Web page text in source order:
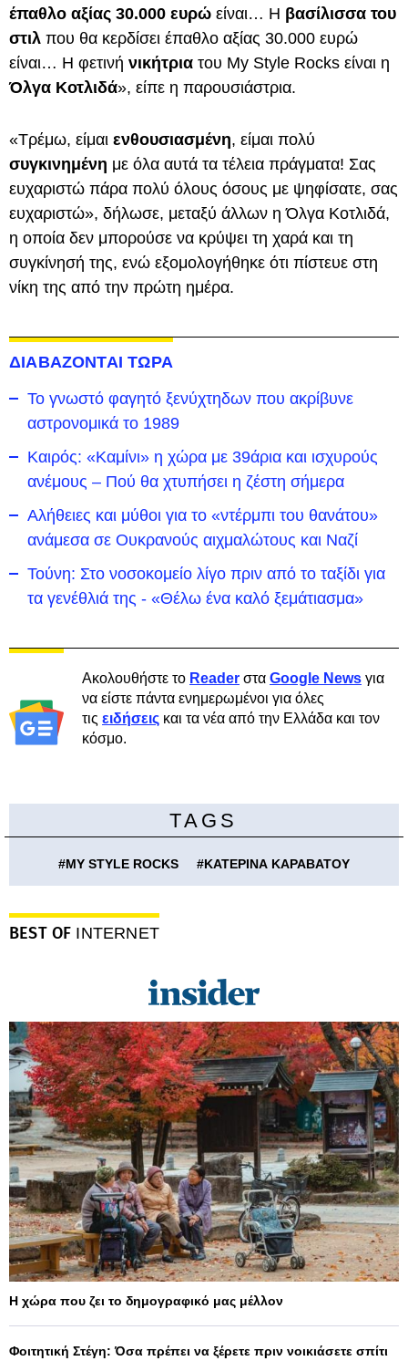
έπαθλο αξίας 30.000 ευρώ είναι… Η βασίλισσα του
στιλ που θα κερδίσει έπαθλο αξίας 30.000 ευρώ
είναι… Η φετινή νικήτρια του My Style Rocks είναι η
Όλγα Κοτλιδά», είπε η παρουσιάστρια.
«Τρέμω, είμαι ενθουσιασμένη, είμαι πολύ
συγκινημένη με όλα αυτά τα τέλεια πράγματα! Σας
ευχαριστώ πάρα πολύ όλους όσους με ψηφίσατε, σας
ευχαριστώ», δήλωσε, μεταξύ άλλων η Όλγα Κοτλιδά,
η οποία δεν μπορούσε να κρύψει τη χαρά και τη
συγκίνησή της, ενώ εξομολογήθηκε ότι πίστευε στη
νίκη της από την πρώτη ημέρα.
ΔΙΑΒΑΖΟΝΤΑΙ ΤΩΡΑ
Το γνωστό φαγητό ξενύχτηδων που ακρίβυνε
αστρονομικά το 1989
Καιρός: «Καμίνι» η χώρα με 39άρια και ισχυρούς
ανέμους – Πού θα χτυπήσει η ζέστη σήμερα
Αλήθειες και μύθοι για το «ντέρμπι του θανάτου»
ανάμεσα σε Ουκρανούς αιχμαλώτους και Ναζί
Τούνη: Στο νοσοκομείο λίγο πριν από το ταξίδι για
τα γενέθλιά της - «Θέλω ένα καλό ξεμάτιασμα»
Ακολουθήστε το Reader στα Google News για
να είστε πάντα ενημερωμένοι για όλες
τις ειδήσεις και τα νέα από την Ελλάδα και τον
κόσμο.
TAGS
#MY STYLE ROCKS #ΚΑΤΕΡΙΝΑ ΚΑΡΑΒΑΤΟΥ
BEST OF INTERNET
Η χώρα που ζει το δημογραφικό μας μέλλον
Φοιτητική Στέγη: Όσα πρέπει να ξέρετε πριν νοικιάσετε σπίτι